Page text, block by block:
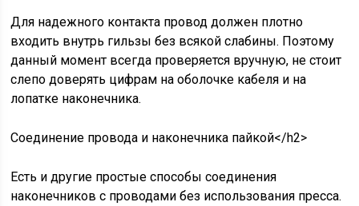
Для надежного контакта провод должен плотно
входить внутрь гильзы без всякой слабины. Поэтому
данный момент всегда проверяется вручную, не стоит
слепо доверять цифрам на оболочке кабеля и на
лопатке наконечника.
Соединение провода и наконечника пайкой</h2>
Есть и другие простые способы соединения
наконечников с проводами без использования пресса.